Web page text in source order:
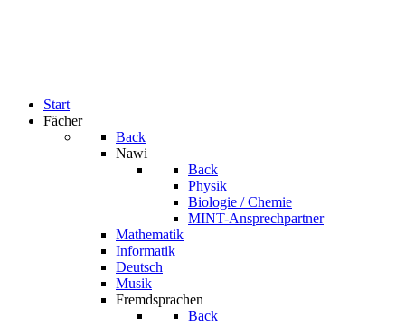
Start
Fächer
Back
Nawi
Back
Physik
Biologie / Chemie
MINT-Ansprechpartner
Mathematik
Informatik
Deutsch
Musik
Fremdsprachen
Back